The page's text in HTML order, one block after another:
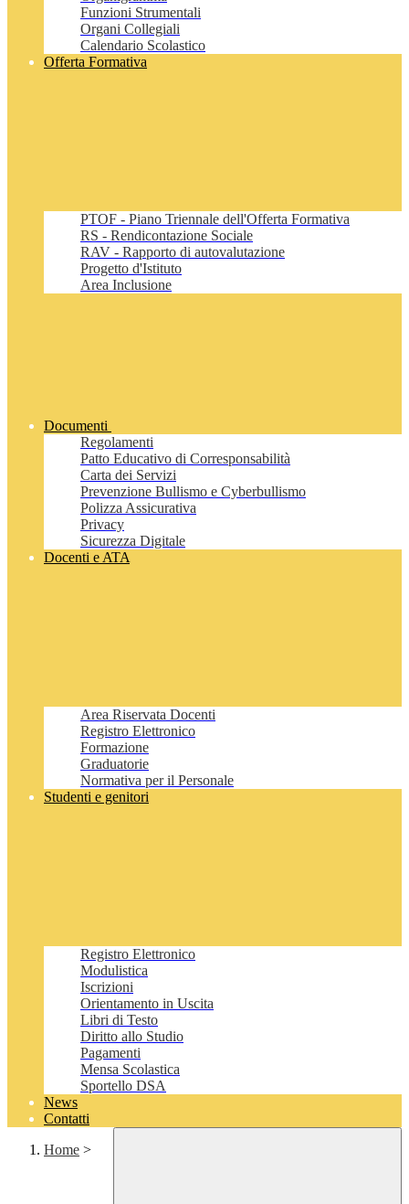
Funzioni Strumentali
Organi Collegiali
Calendario Scolastico
Offerta Formativa
PTOF - Piano Triennale dell'Offerta Formativa
RS - Rendicontazione Sociale
RAV - Rapporto di autovalutazione
Progetto d'Istituto
Area Inclusione
Documenti
Regolamenti
Patto Educativo di Corresponsabilità
Carta dei Servizi
Prevenzione Bullismo e Cyberbullismo
Polizza Assicurativa
Privacy
Sicurezza Digitale
Docenti e ATA
Area Riservata Docenti
Registro Elettronico
Formazione
Graduatorie
Normativa per il Personale
Studenti e genitori
Registro Elettronico
Modulistica
Iscrizioni
Orientamento in Uscita
Libri di Testo
Diritto allo Studio
Pagamenti
Mensa Scolastica
Sportello DSA
News
Contatti
Home >